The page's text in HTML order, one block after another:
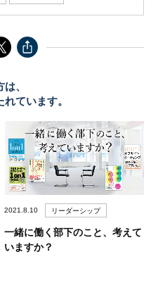
、
ています。
2021.8.10 リーダーシップ
一緒に働く部下のこと、考えて
いますか？